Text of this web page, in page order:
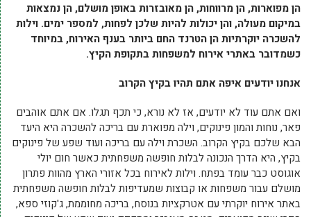
הן מפוארות, הן מרווחות, הן מאובזרות באופן מושלם, הן נמצאות
במיקום מעולה, והן יכולות להיות שלכן לפחות, למספר ימים. וילות
להשכרה יוקרתיות הן הטרנד החם ביותר בענף האירוח, במיוחד
כשמדובר באתרי אירוח למשפחות בתקופת הקיץ.
אנחנו יודעים איפה אתם תהיו בקיץ הקרוב
ואם אתם עוד לא יודעים, אז לא נורא, כי תכף תגלו. אם אתם אוהבים
פאר, נוחות והמון פינוקים, וילה מפוארת עם בריכה להשכרה היא היעד
הבא שלכם בקיץ הקרוב. השכרת וילה עם בריכה ועוד שפע של פינוקים
בקיץ, היא הדרך הנכונה לבלות חופשה משפחתית כאשר חום יולי
אוגוסט כבר עומד בפתח. וילות לאירוח בכל אזורי הארץ מהוות פתרון
מושלם עבור משפחות או קבוצות שמעדיפות לבלות חופשה משפחתית
באתר אירוח יוקרתי עם אטרקציות בנוסח, בריכה מחוממת, ג'קוזי ספא,